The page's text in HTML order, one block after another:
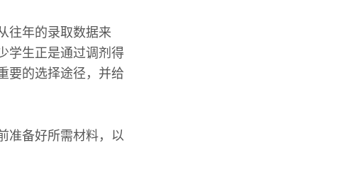
往年的录取数据来
学生正是通过调剂得
要的选择途径，并给
准备好所需材料，以